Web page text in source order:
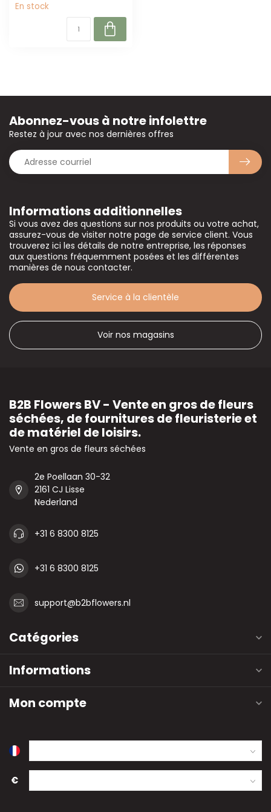
En stock
Informations additionnelles
Si vous avez des questions sur nos produits ou votre achat,
assurez-vous de visiter notre page de service client. Vous
trouverez ici les détails de notre entreprise, les réponses
aux questions fréquemment posées et les différentes
manières de nous contacter.
Service à la clientèle
Voir nos magasins
Abonnez-vous à notre infolettre
Restez à jour avec nos dernières offres
B2B Flowers BV - Vente en gros de fleurs
séchées, de fournitures de fleuristerie et
de matériel de loisirs.
Vente en gros de fleurs séchées
2e Poellaan 30-32
2161 CJ Lisse
Nederland
+31 6 8300 8125
+31 6 8300 8125
support@b2bflowers.nl
Catégories
Informations
Mon compte
€